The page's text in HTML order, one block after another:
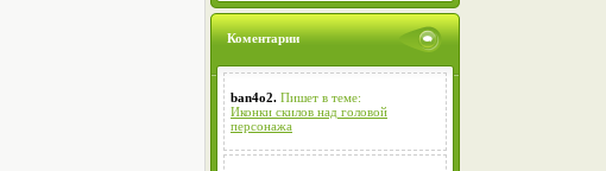
Коментарии
ban4o2. Пишет в теме:
Иконки скилов над головой
персонажа